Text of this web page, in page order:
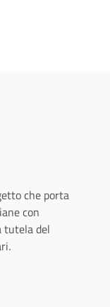
che porta
con
tutela del